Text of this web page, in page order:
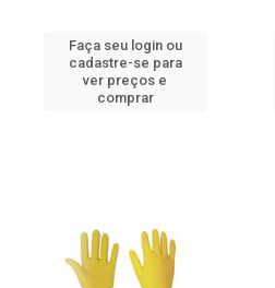
Faça seu login ou
cadastre-se para
ver preços e
comprar